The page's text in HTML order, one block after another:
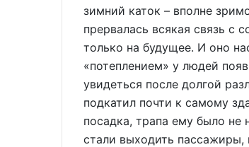
зимний каток – вполне
прервалась всякая связь с
только на будущее. И оно
«потеплением» у людей
увидеться после долгой
подкатил почти к самому
посадка, трапа ему было не
стали выходить пассажиры,